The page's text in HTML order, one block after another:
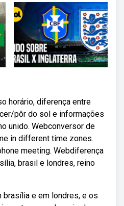
horário, diferença entre
pôr do sol e informações
unido. Webconversor de
in different time zones.
meeting. Webdiferença
brasil e londres, reino
brasília e em londres, e os